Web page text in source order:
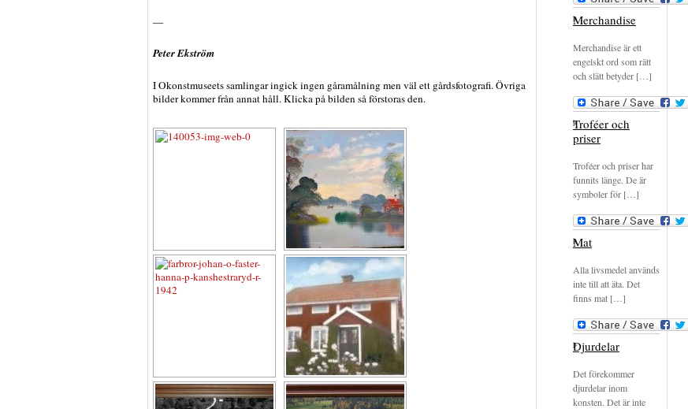
—
Peter Ekström
I Okonstmuseets samlingar ingick ingen gåramålning men väl ett gårdsfotografi. Övriga
bilder kommer från annat håll. Klicka på bilden så förstoras den.
Merchandise
Merchandise är ett
engelskt ord som rätt
och slätt betyder […]
Troféer och
priser
Troféer och priser har
funnits länge. De är
symboler för […]
Mat
Alla livsmedel används
inte till att äta. Det
finns mat […]
Djurdelar
Det förekommer
djurdelar inom
konsten. Det är inte